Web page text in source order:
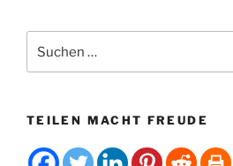
nach:
TEILEN MACHT FREUDE